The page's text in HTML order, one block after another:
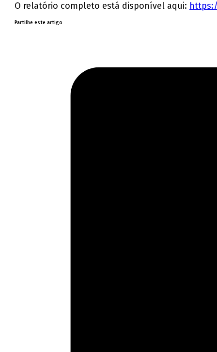
O relatório completo está disponível aqui:
Partilhe este artigo